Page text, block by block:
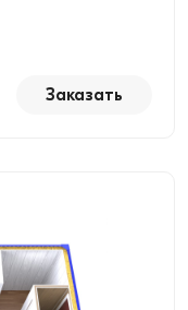
Заказать